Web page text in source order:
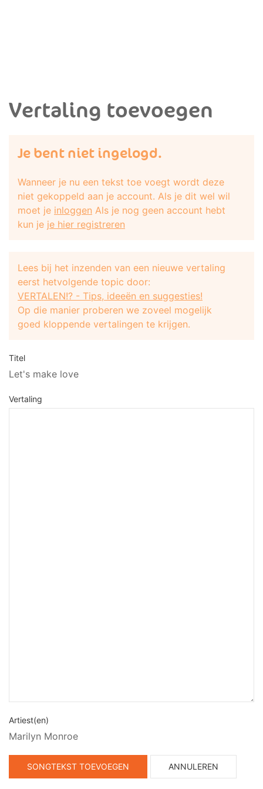
Vertaling toevoegen
Je bent niet ingelogd.
Wanneer je nu een tekst toe voegt wordt deze
niet gekoppeld aan je account. Als je dit wel wil
moet je inloggen Als je nog geen account hebt
kun je je hier registreren
Lees bij het inzenden van een nieuwe vertaling
eerst hetvolgende topic door:
VERTALEN!? - Tips, ideeën en suggesties!
Op die manier proberen we zoveel mogelijk
goed kloppende vertalingen te krijgen.
Titel
Let's make love
Vertaling
Artiest(en)
Marilyn Monroe
SONGTEKST TOEVOEGEN ANNULEREN